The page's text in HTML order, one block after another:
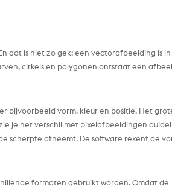
dat is niet zo gek: een vectorafbeelding is
cirkels en polygonen ontstaat een
bijvoorbeeld vorm, kleur en positie. Het
je het verschil met pixelafbeeldingen
scherpte afneemt. De software rekent de
formaten gebruikt worden. Omdat de